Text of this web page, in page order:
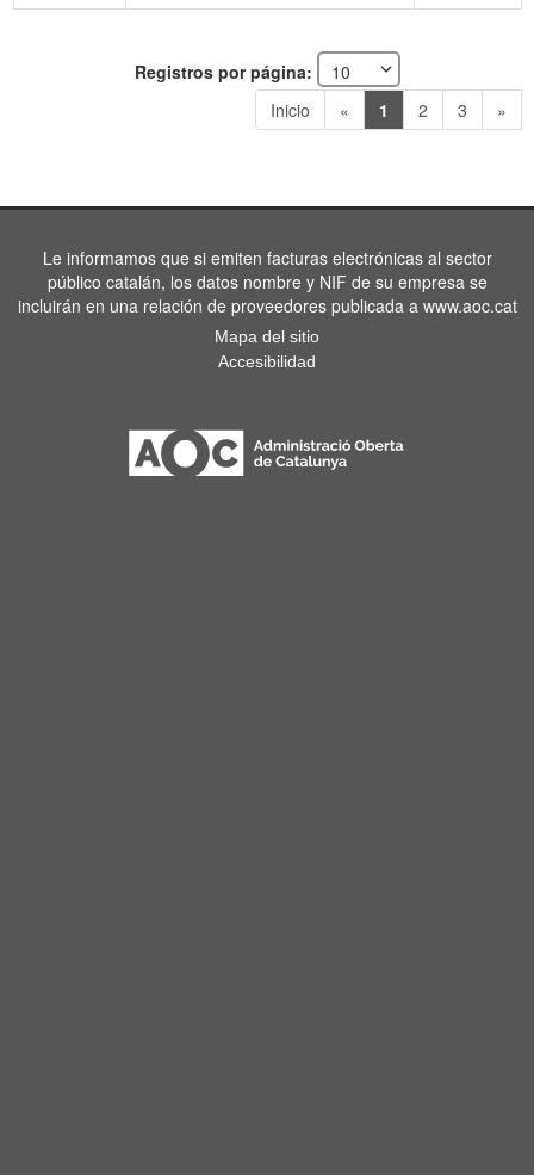
Registros por página:
Inicio
« 1 2 3 »
Le informamos que si emiten facturas electrónicas al sector
público catalán, los datos nombre y NIF de su empresa se
incluirán en una relación de proveedores publicada a www.aoc.cat
Mapa del sitio
Accesibilidad